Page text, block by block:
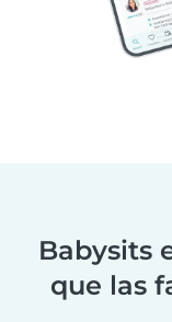
Babysits
que las